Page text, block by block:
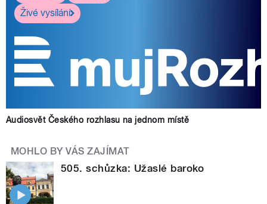
Živé vysílání
Audiosvět Českého rozhlasu na jednom místě
MOHLO BY VÁS ZAJÍMAT
505. schůzka: Užaslé baroko